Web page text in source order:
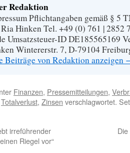
Redaktion
Pflichtangaben gemäß § 5
Hinken Tel. +49 (0) 761 | 2852
Umsatzsteuer-ID DE185565169
Wintererstr. 7, D-79104
Beiträge von Redaktion anzeigen
Finanzen, Pressemitteilungen,
Totalverlust, Zinsen verschlagwortet.
irreführender
Riegel vor“